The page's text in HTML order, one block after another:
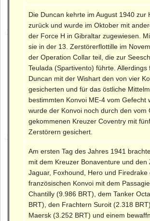
Die Duncan kehrte im August 1940 zur
zurück und wurde im Oktober mit
der Force H in Gibraltar zugewiesen.
sie in der 13. Zerstörerflottille im
der Operation Collar teil, die zur
Teulada (Spartivento) führte. Allerdings
Duncan mit der Wishart den von vier
gesicherten und für das östliche
bestimmten Konvoi ME-4 vom Gefecht
wurde der Konvoi noch durch den vom
gekommenen Kreuzer Coventry mit
Zerstörern gesichert.
Am ersten Tag des Jahres 1941
mit dem Kreuzer Bonaventure und den
Jaguar, Foxhound, Hero und Firedrake
französischen Konvoi mit dem
Chantilly (9.986 BRT), dem Tanker
BRT), den Frachtern Suroit (2.318
Maersk (3.252 BRT) und einem